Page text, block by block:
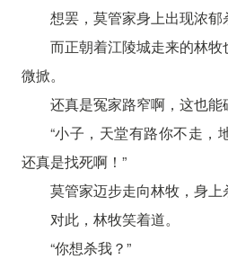
想罢，莫管家身上出现浓郁
而正朝着江陵城走来的林
微掀。
还真是冤家路窄啊，这也能
“小子，天堂有路你不走，
还真是找死啊！”
莫管家迈步走向林牧，身上
对此，林牧笑着道。
“你想杀我？”